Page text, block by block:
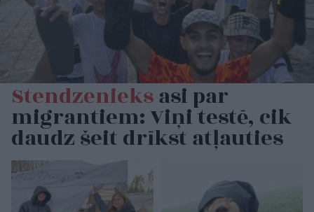
Stendzenieksasi par
migrantiem: Viņi testē, cik
daudz šeit drīkst atļauties